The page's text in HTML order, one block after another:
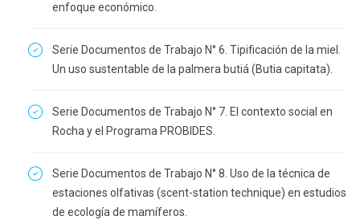
enfoque económico.
Serie Documentos de Trabajo N° 6. Tipificación de la miel.
Un uso sustentable de la palmera butiá (Butia capitata).
Serie Documentos de Trabajo N° 7. El contexto social en
Rocha y el Programa PROBIDES.
Serie Documentos de Trabajo N° 8. Uso de la técnica de
estaciones olfativas (scent-station technique) en estudios
de ecología de mamíferos.